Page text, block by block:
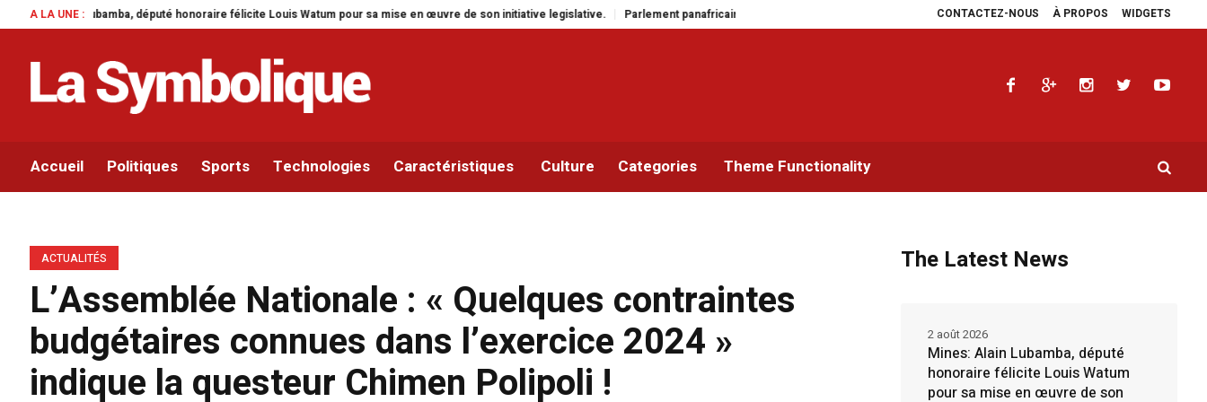
CONTACTEZ-NOUS À PROPOS WIDGETS
A LA UNE :
félicite Louis Watum pour sa mise en œuvre de son initiative legislative. Parlement panafricain : à Johannesburg, Aimé Boji Sangara multiplie les plaidoyers en faveur de la RDC. Parlement panafricain : à
Accueil Politiques Sports Technologies Caractéristiques Culture Categories Theme Functionality
ACTUALITÉS
L’Assemblée Nationale : « Quelques contraintes
budgétaires connues dans l’exercice 2024 »
indique la questeur Chimen Polipoli !
The Latest News
Mines: Alain Lubamba, député
honoraire félicite Louis Watum
pour sa mise en œuvre de son
2 août 2026